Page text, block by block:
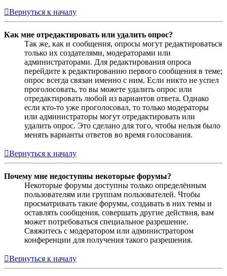
Вернуться к началу
Как мне отредактировать или удалить опрос?
Так же, как и сообщения, опросы могут редактироваться
только их создателями, модераторами или
администраторами. Для редактирования опроса
перейдите к редактированию первого сообщения в теме;
опрос всегда связан именно с ним. Если никто не успел
проголосовать, то вы можете удалить опрос или
отредактировать любой из вариантов ответа. Однако
если кто-то уже проголосовал, то только модераторы
или администраторы могут отредактировать или
удалить опрос. Это сделано для того, чтобы нельзя было
менять варианты ответов во время голосования.
Вернуться к началу
Почему мне недоступны некоторые форумы?
Некоторые форумы доступны только определённым
пользователям или группам пользователей. Чтобы
просматривать такие форумы, создавать в них темы и
оставлять сообщения, совершать другие действия, вам
может потребоваться специальное разрешение.
Свяжитесь с модератором или администратором
конференции для получения такого разрешения.
Вернуться к началу